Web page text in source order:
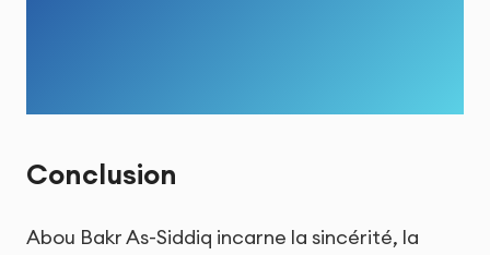
Conclusion
Abou Bakr As-Siddiq incarne la sincérité, la